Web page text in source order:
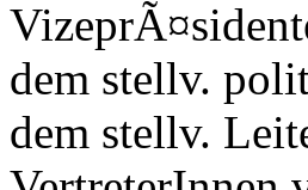
dem stellv.
dem stellv.